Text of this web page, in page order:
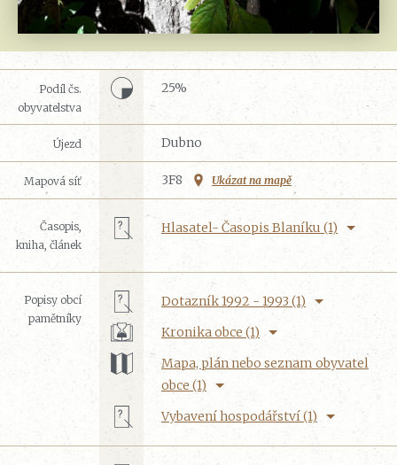
Podíl čs.
obyvatelstva
25%
Újezd Dubno
Mapová síť 3F8 Ukázat na mapě
Časopis,
kniha, článek
Hlasatel- Časopis Blaníku (1)
Popisy obcí
pamětníky
Dotazník 1992 - 1993 (1)
Kronika obce (1)
Mapa, plán nebo seznam obyvatel
obce (1)
Vybavení hospodářství (1)